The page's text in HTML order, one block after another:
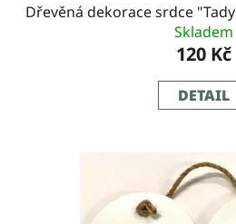
Dřevěná dekorace srdce
Skladem
120 Kč
DETAIL